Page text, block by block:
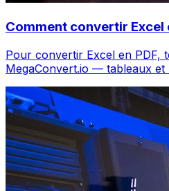
Comment convertir Excel
Pour convertir Excel en PDF,
MegaConvert.io — tableaux